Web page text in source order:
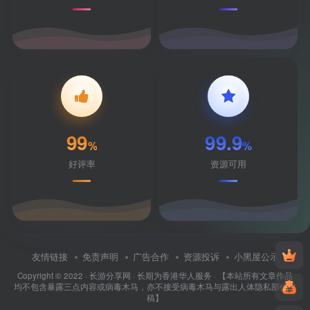
99%
好评率
99.9%
资源可用
友情链接 免责声明 广告合作 资源投诉 小黑屋公示
Copyright © 2022 · 长游分享网 · 长期为香港华人服务 · 【本站所有文章作品
均不包含暴露三点内容或病毒木马，亦不接受病毒木马与露出人体隐私部位投
稿】